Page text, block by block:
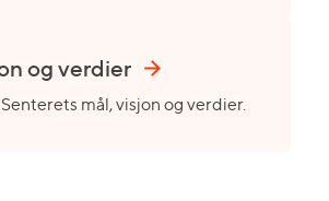
og verdier
mål, visjon og verdier.